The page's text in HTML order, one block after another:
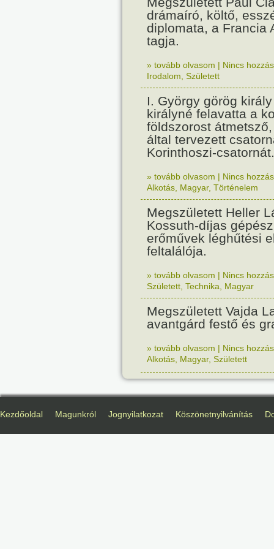
drámaíró, költő,
diplomata, a Francia
tagja.
» tovább olvasom | Nincs
Irodalom Született
I. György görög
királyné felavatta a
földszorost
által tervezett
Korinthoszi-csatornát.
» tovább olvasom | Nincs
Alkotás Magyar, Történelem
Megszületett Heller
Kossuth-díjas
erőművek léghűtési
feltalálója.
» tovább olvasom | Nincs
Született Technika Magyar
Megszületett Vajda
avantgárd festő és
» tovább olvasom | Nincs
Alkotás Magyar, Született
Kezdőoldal Magunkról Jognyilatkozat Köszönetnyilvánítás